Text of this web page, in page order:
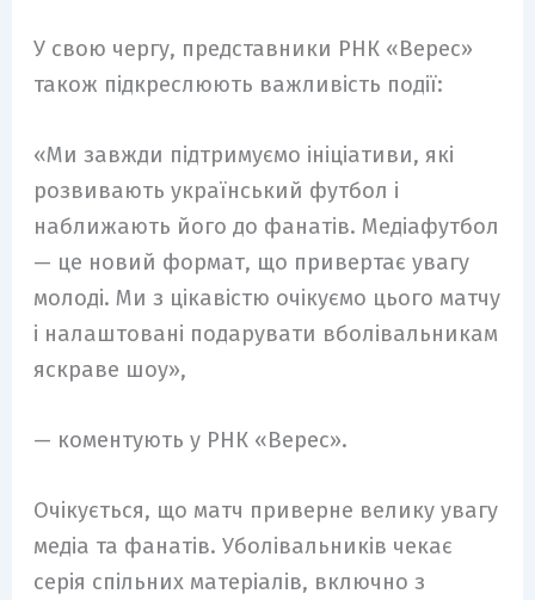
У свою чергу, представники РНК «Верес»
також підкреслюють важливість події:
«Ми завжди підтримуємо ініціативи, які
розвивають український футбол і
наближають його до фанатів. Медіафутбол
— це новий формат, що привертає увагу
молоді. Ми з цікавістю очікуємо цього матчу
і налаштовані подарувати вболівальникам
яскраве шоу»,
— коментують у РНК «Верес».
Очікується, що матч приверне велику увагу
медіа та фанатів. Уболівальників чекає
серія спільних матеріалів, включно з